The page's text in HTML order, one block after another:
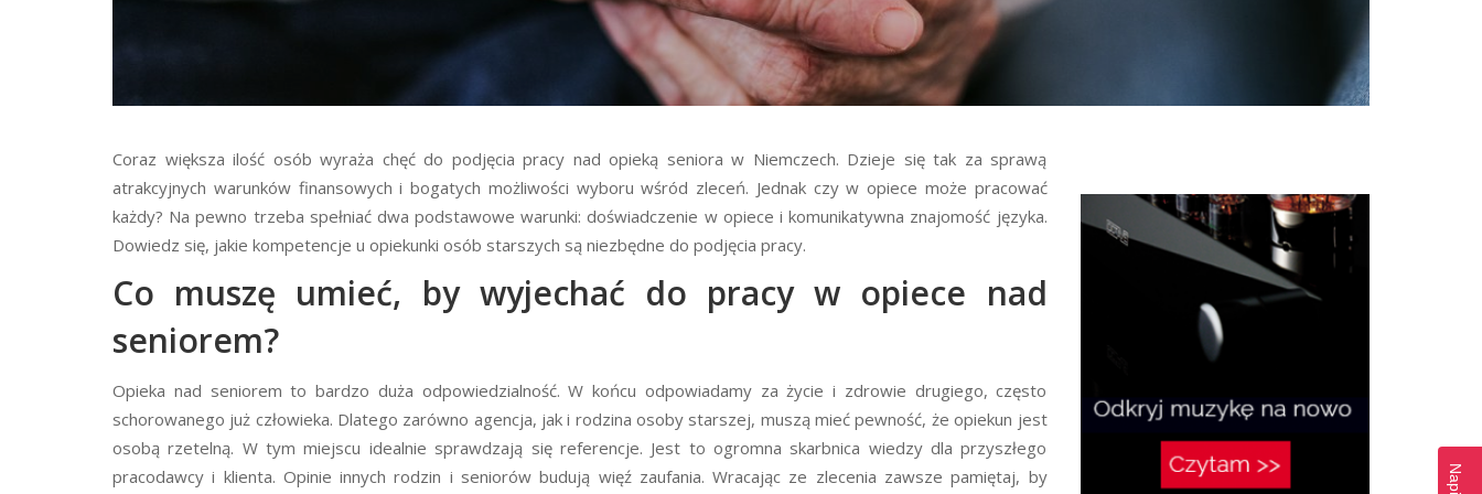
Coraz większa ilość osób wyraża chęć do podjęcia pracy nad opieką seniora w Niemczech. Dzieje się tak za sprawą
atrakcyjnych warunków finansowych i bogatych możliwości wyboru wśród zleceń. Jednak czy w opiece może pracować
każdy? Na pewno trzeba spełniać dwa podstawowe warunki: doświadczenie w opiece i komunikatywna znajomość języka.
Dowiedz się, jakie kompetencje u opiekunki osób starszych są niezbędne do podjęcia pracy.
Co muszę umieć, by wyjechać do pracy w opiece nad
seniorem?
Opieka nad seniorem to bardzo duża odpowiedzialność. W końcu odpowiadamy za życie i zdrowie drugiego, często
schorowanego już człowieka. Dlatego zarówno agencja, jak i rodzina osoby starszej, muszą mieć pewność, że opiekun jest
osobą rzetelną. W tym miejscu idealnie sprawdzają się referencje. Jest to ogromna skarbnica wiedzy dla przyszłego
pracodawcy i klienta. Opinie innych rodzin i seniorów budują więź zaufania. Wracając ze zlecenia zawsze pamiętaj, by